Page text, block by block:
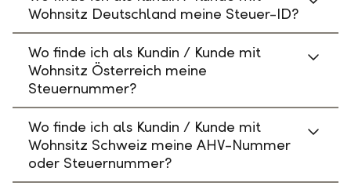
Wohnsitz Deutschland meine Steuer-ID?
Wo finde ich als Kundin / Kunde mit
Wohnsitz Österreich meine
Steuernummer?
Wo finde ich als Kundin / Kunde mit
Wohnsitz Schweiz meine AHV-Nummer
oder Steuernummer?